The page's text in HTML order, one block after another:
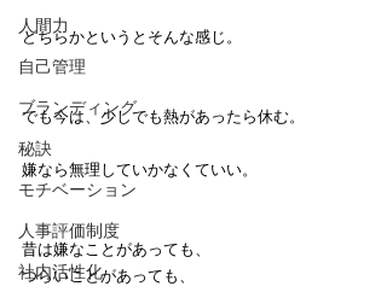
人間力
自己管理
ブランディング
秘訣
モチベーション
人事評価制度
社内活性化
どちらかというとそんな感じ。
でも今は、少しでも熱があったら休む。
嫌なら無理していかなくていい。
昔は嫌なことがあっても、
つらいことがあっても、